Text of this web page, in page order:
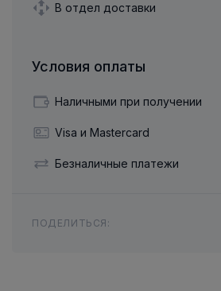
В отдел доставки
Условия оплаты
Наличными при получении
Visa и Mastercard
Безналичные платежи
ПОДЕЛИТЬСЯ: